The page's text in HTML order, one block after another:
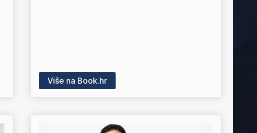
Više na Book.hr